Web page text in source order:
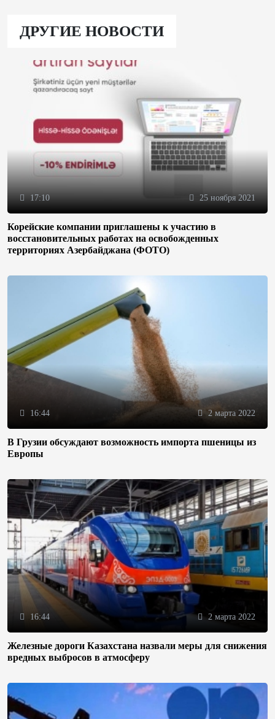
ДРУГИЕ НОВОСТИ
17:10 25 ноября 2021
Корейские компании приглашены к участию в
восстановительных работах на освобожденных
территориях Азербайджана (ФОТО)
16:44 2 марта 2022
В Грузии обсуждают возможность импорта пшеницы из
Европы
16:44 2 марта 2022
Железные дороги Казахстана назвали меры для снижения
вредных выбросов в атмосферу